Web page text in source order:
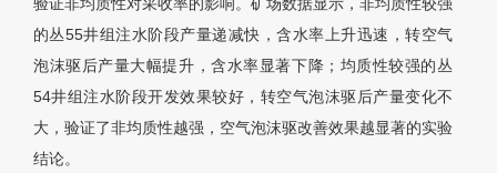
验证非均质性对采收率的影响。矿场数据显示，非均质性较强
的丛55井组注水阶段产量递减快，含水率上升迅速，转空气
泡沫驱后产量大幅提升，含水率显著下降；均质性较强的丛
54井组注水阶段开发效果较好，转空气泡沫驱后产量变化不
大，验证了非均质性越强，空气泡沫驱改善效果越显著的实验
结论。